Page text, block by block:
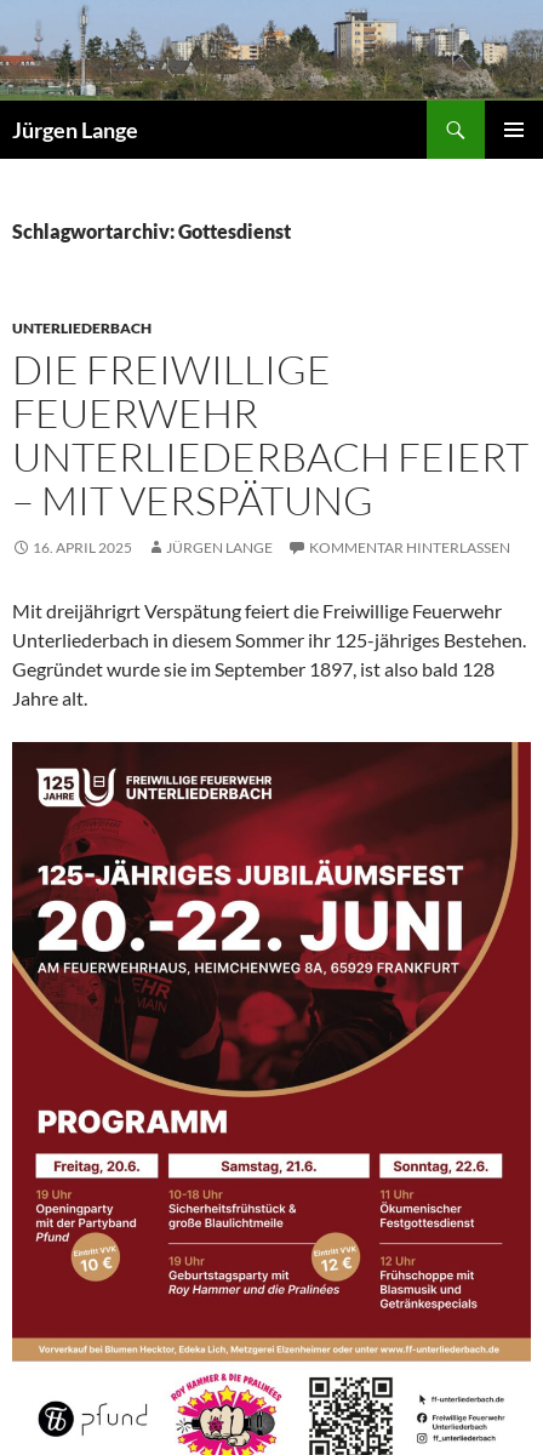
Inhalt
springen
Jürgen Lange
Schlagwortarchiv: Gottesdienst
UNTERLIEDERBACH
DIE FREIWILLIGE
FEUERWEHR
UNTERLIEDERBACH FEIERT
– MIT VERSPÄTUNG
16. APRIL 2025 JÜRGEN LANGE KOMMENTAR HINTERLASSEN
Mit dreijährigrt Verspätung feiert die Freiwillige Feuerwehr
Unterliederbach in diesem Sommer ihr 125-jähriges Bestehen.
Gegründet wurde sie im September 1897, ist also bald 128
Jahre alt.